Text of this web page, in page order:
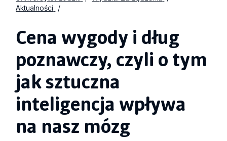
Aktualności
Cena wygody i dług
poznawczy, czyli o tym
jak sztuczna
inteligencja wpływa
na nasz mózg